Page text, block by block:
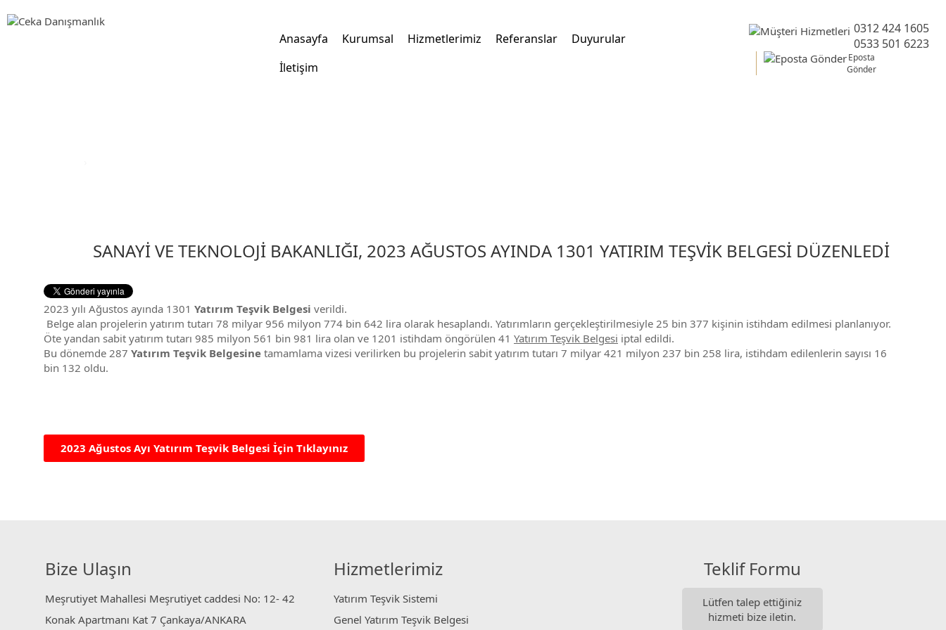
Anasayfa Kurumsal Hizmetlerimiz Referanslar
Duyurular
İletişim
0312 424 1605
0533 501 6223
Eposta
Gönder
SANAYİ VE TEKNOLOJİ BAKANLIĞI, 2023 AĞUSTOS AYINDA 1301 YATIRIM TEŞVİK BELGESİ DÜZENLEDİ
2023 yılı Ağustos ayında 1301 Yatırım Teşvik Belgesi verildi.
Belge alan projelerin yatırım tutarı 78 milyar 956 milyon 774 bin 642 lira olarak hesaplandı. Yatırımların gerçekleştirilmesiyle 25 bin 377 kişinin istihdam edilmesi planlanıyor.
Öte yandan sabit yatırım tutarı 985 milyon 561 bin 981 lira olan ve 1201 istihdam öngörülen 41 Yatırım Teşvik Belgesi iptal edildi.
Bu dönemde 287 Yatırım Teşvik Belgesine tamamlama vizesi verilirken bu projelerin sabit yatırım tutarı 7 milyar 421 milyon 237 bin 258 lira, istihdam edilenlerin sayısı 16
bin 132 oldu.
2023 Ağustos Ayı Yatırım Teşvik Belgesi İçin Tıklayınız
Bize Ulaşın
Meşrutiyet Mahallesi Meşrutiyet caddesi No: 12- 42
Konak Apartmanı Kat 7 Çankaya/ANKARA
Hizmetlerimiz
Yatırım Teşvik Sistemi
Genel Yatırım Teşvik Belgesi
Teklif Formu
Lütfen talep ettiğiniz
hizmeti bize iletin.